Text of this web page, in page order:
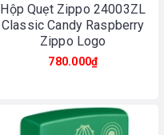
Hộp Quẹt Zippo 24003ZL
Classic Candy Raspberry
Zippo Logo
780.000₫